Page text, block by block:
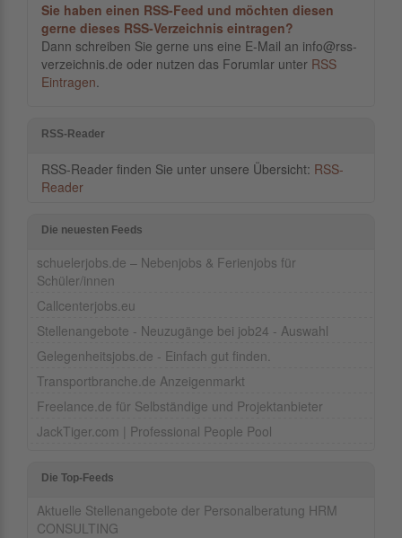
Sie haben einen RSS-Feed und möchten diesen
gerne dieses RSS-Verzeichnis eintragen?
Dann schreiben Sie gerne uns eine E-Mail an info@rss-
verzeichnis.de oder nutzen das Forumlar unter RSS
Eintragen.
RSS-Reader
RSS-Reader finden Sie unter unsere Übersicht: RSS-
Reader
Die neuesten Feeds
schuelerjobs.de – Nebenjobs & Ferienjobs für
Schüler/innen
Callcenterjobs.eu
Stellenangebote - Neuzugänge bei job24 - Auswahl
Gelegenheitsjobs.de - Einfach gut finden.
Transportbranche.de Anzeigenmarkt
Freelance.de für Selbständige und Projektanbieter
JackTiger.com | Professional People Pool
Die Top-Feeds
Aktuelle Stellenangebote der Personalberatung HRM
CONSULTING